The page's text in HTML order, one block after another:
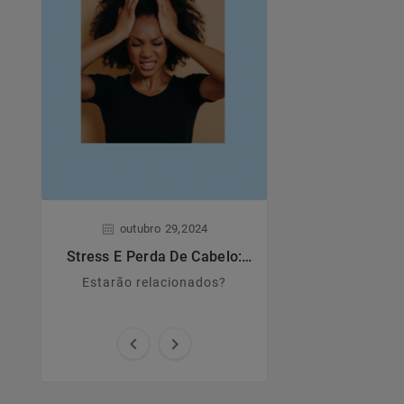
outubro 29, 2024
Stress E Perda De Cabelo:
Estarão relacionados?
 